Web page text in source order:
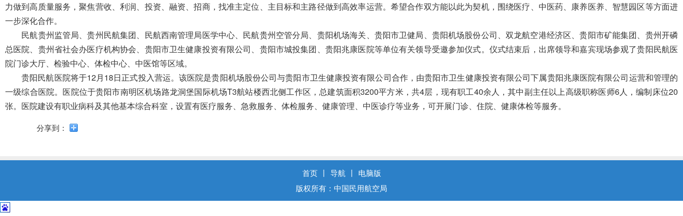
力做到高质量服务，聚焦营收、利润、投资、融资、招商，找准主定位、主目标和主路径做到高效率运营。希望合作双方能以此为契机，围绕医疗、中医药、康养医养、智慧园区等方面进
一步深化合作。
民航贵州监管局、贵州民航集团、民航西南管理局医学中心、民航贵州空管分局、贵阳机场海关、贵阳市卫健局、贵阳机场股份公司、双龙航空港经济区、贵阳市矿能集团、贵州开磷
总医院、贵州省社会办医疗机构协会、贵阳市卫生健康投资有限公司、贵阳市城投集团、贵阳兆康医院等单位有关领导受邀参加仪式。 仪式结束后， 出席领导和嘉宾现场参观了贵阳民航医
院门诊大厅、检验中心、 体检中心、中医馆等区域。
贵阳民航医院将于12月18日正式投入营运。该医院是贵阳机场股份公司与贵阳市卫生健康投资有限公司合作，由贵阳市卫生健康投资有限公司下属贵阳兆康医院有限公司运营和管理的
一级综合医院。医院位于贵阳市南明区机场路龙洞堡国际机场T3航站楼西北侧工作区，总建筑面积3200平方米，共4层，现有职工40余人，其中副主任以上高级职称医师6人，编制床位20
张。医院建设有职业病科及其他基本综合科室，设置有医疗服务、急救服务、体检服务、健康管理、中医诊疗等业务，可开展门诊、住院、健康体检等服务。
分享到：
首页 丨 导航 丨
电脑版
版权所有：中国民用航空局
模
式